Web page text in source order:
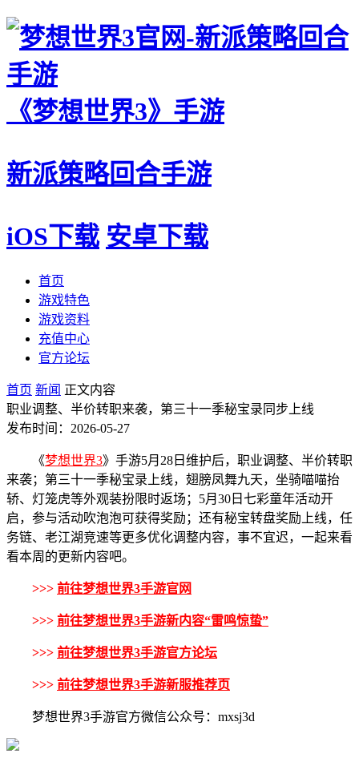
《梦想世界3》手游
新派策略回合手游
iOS下载 安卓下载
首页
游戏特色
游戏资料
充值中心
官方论坛
首页 新闻 正文内容
职业调整、半价转职来袭，第三十一季秘宝录同步上线
发布时间：2026-05-27
《梦想世界3》手游5月28日维护后，职业调整、半价转职
来袭；第三十一季秘宝录上线，翅膀凤舞九天，坐骑喵喵抬
轿、灯笼虎等外观装扮限时返场；5月30日七彩童年活动开
启，参与活动吹泡泡可获得奖励；还有秘宝转盘奖励上线，任
务链、老江湖竞速等更多优化调整内容，事不宜迟，一起来看
看本周的更新内容吧。
>>> 前往梦想世界3手游官网
>>> 前往梦想世界3手游新内容“雷鸣惊蛰”
>>> 前往梦想世界3手游官方论坛
>>> 前往梦想世界3手游新服推荐页
梦想世界3手游官方微信公众号：mxsj3d